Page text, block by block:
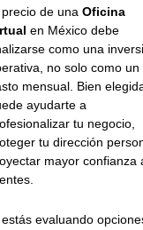
precio de unaOficina
en México debe
como una
no solo como un
mensual. Bien
ayudarte a
tu negocio,
tu dirección
mayor confianza
estás evaluando